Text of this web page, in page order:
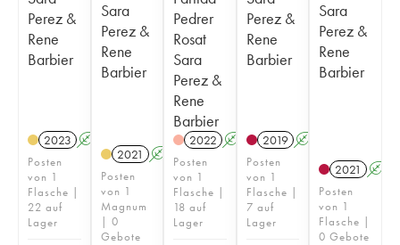
Perez &
Rene
Barbier
2023 A
Posten
von 1
Flasche |
22 auf
Lager
Sara
Perez &
Rene
Barbier
2021 A K
Posten
von 1
Magnum
| 0
Gebote
Pedrer
Rosat
Sara
Perez &
Rene
Barbier
2022 A K
Posten
von 1
Flasche |
18 auf
Lager
Perez &
Rene
Barbier
2019 A
Posten
von 1
Flasche |
7 auf
Lager
Sara
Perez &
Rene
Barbier
2021 A
Posten
von 1
Flasche |
0 Gebote